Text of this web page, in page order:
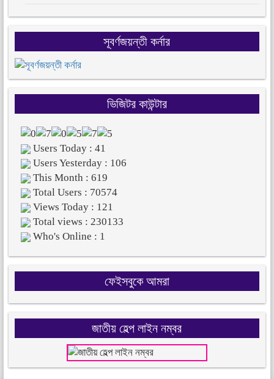
সূবর্ণজয়ন্তী কর্নার
ভিজিটর কাউন্টার
Users Today : 41
Users Yesterday : 106
This Month : 619
Total Users : 70574
Views Today : 121
Total views : 230133
Who's Online : 1
ফেইসবুকে আমরা
জাতীয় হেল্প লাইন নম্বর